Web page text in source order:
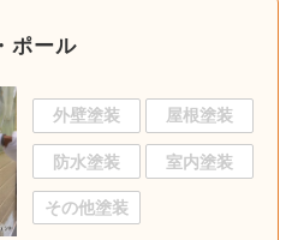
ポール
外壁塗装 屋根塗装
防水塗装 室内塗装
その他塗装